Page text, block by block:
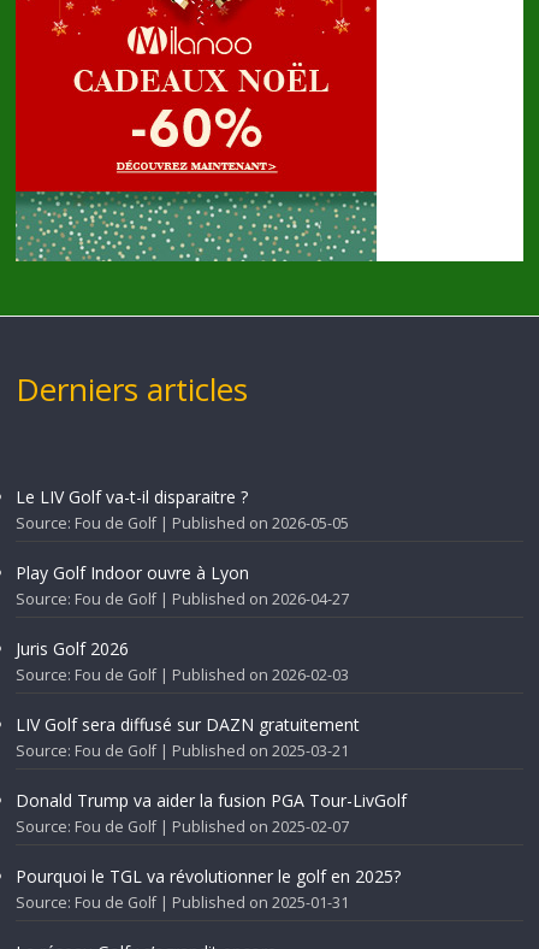
Derniers articles
Le LIV Golf va-t-il disparaitre ?
Source: Fou de Golf Published on 2026-05-05
Play Golf Indoor ouvre à Lyon
Source: Fou de Golf Published on 2026-04-27
Juris Golf 2026
Source: Fou de Golf Published on 2026-02-03
LIV Golf sera diffusé sur DAZN gratuitement
Source: Fou de Golf Published on 2025-03-21
Donald Trump va aider la fusion PGA Tour-LivGolf
Source: Fou de Golf Published on 2025-02-07
Pourquoi le TGL va révolutionner le golf en 2025?
Source: Fou de Golf Published on 2025-01-31